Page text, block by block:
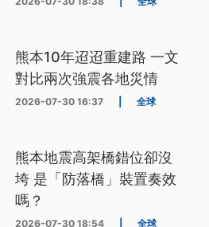
熊本10年迢迢重建路 一文
對比兩次強震各地災情
2026-07-30 16:37 全球
熊本地震高架橋錯位卻沒
垮 是「防落橋」裝置奏效
嗎？
2026-07-30 18:54 全球